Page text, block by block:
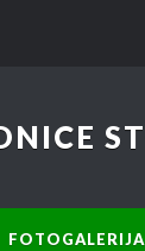
FOTOGALERIJA